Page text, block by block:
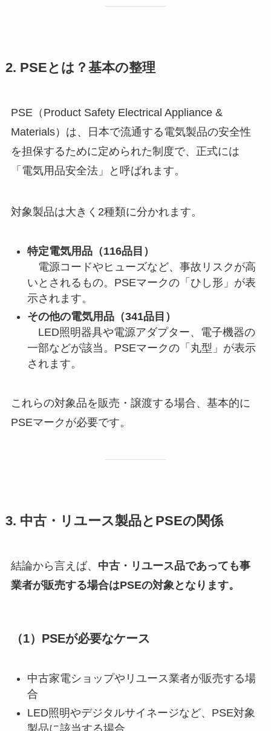
2. PSEとは？基本の整理
PSE（Product Safety Electrical Appliance &
Materials）は、日本で流通する電気製品の安全性
を担保するために定められた制度で、正式には
「電気用品安全法」と呼ばれます。
対象製品は大きく2種類に分かれます。
特定電気用品（116品目）
電源コードやヒューズなど、事故リスクが高
いとされるもの。PSEマークの「ひし形」が表
示されます。
その他の電気用品（341品目）
LED照明器具や電源アダプター、電子機器の
一部などが該当。PSEマークの「丸型」が表示
されます。
これらの対象品を販売・譲渡する場合、基本的に
PSEマークが必要です。
3. 中古・リユース製品とPSEの関係
結論から言えば、 中古・リユース品であっても事
業者が販売する場合はPSEの対象となります。
（1）PSEが必要なケース
中古家電ショップやリユース業者が販売する場
合
LED照明やデジタルサイネージなど、PSE対象
製品に該当する場合